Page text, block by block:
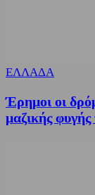
ΕΛΛΑΔΑ
Έρημοι οι
μαζικής